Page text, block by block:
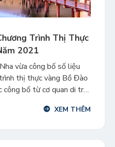
Trình Thị Thực
2021
vừa công bố số liệu
thị thực vàng Bồ Đào
bố từ cơ quan di trú
đã nhận được Thị thực
XEM THÊM